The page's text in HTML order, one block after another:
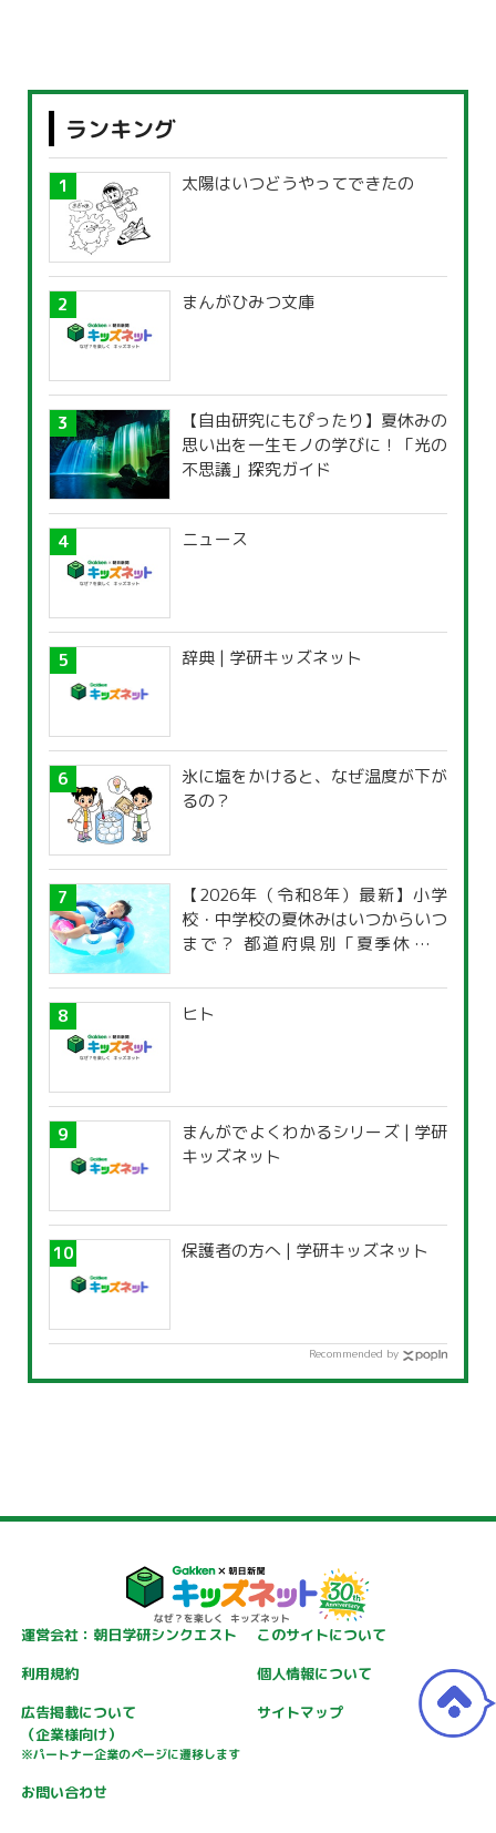
ランキング
太陽はいつどうやってできたの
まんがひみつ文庫
【自由研究にもぴったり】夏休みの
思い出を一生モノの学びに！「光の
不思議」探究ガイド
ニュース
辞典 | 学研キッズネット
氷に塩をかけると、なぜ温度が下が
るの？
【2026年（令和8年）最新】小学
校・中学校の夏休みはいつからいつ
まで？ 都道府県別「夏季休暇一
ヒト
まんがでよくわかるシリーズ | 学研
キッズネット
保護者の方へ | 学研キッズネット
Recommended by
運営会社：朝日学研シンクエスト
このサイトについて
利用規約
個人情報について
広告掲載について
（企業様向け）
※パートナー企業のページに遷移します
サイトマップ
お問い合わせ